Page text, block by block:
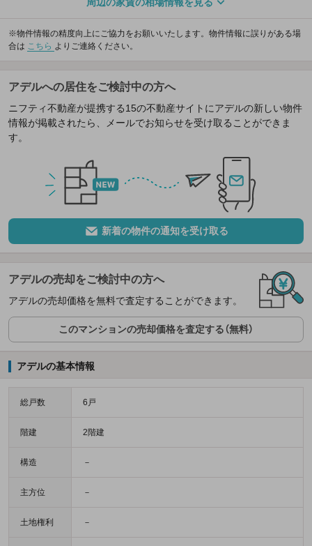
※物件情報の精度向上にご協力をお願いいたします。物件情報に誤りがある場
合は こちら よりご連絡ください。
アデルへの居住をご検討中の方へ
ニフティ不動産が提携する15の不動産サイトにアデルの新しい物件
情報が掲載されたら、メールでお知らせを受け取ることができま
す。
新着の物件の通知を受け取る
アデルの売却をご検討中の方へ
アデルの売却価格を無料で査定することができます。
このマンションの売却価格を査定する（無料）
アデルの基本情報
総戸数 6戸
階建 2階建
構造 －
主方位 －
土地権利 －